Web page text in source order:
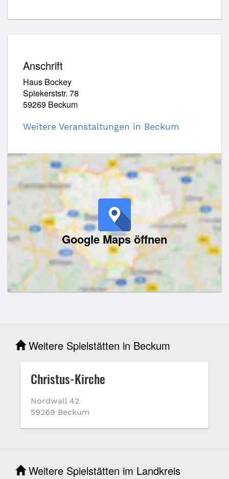
Anschrift
Haus Bockey
Spiekerststr. 78
59269 Beckum
Weitere Veranstaltungen in Beckum
Google Maps öffnen
Weitere Spielstätten in Beckum
Christus-Kirche
Nordwall 42
59269 Beckum
Weitere Spielstätten im Landkreis